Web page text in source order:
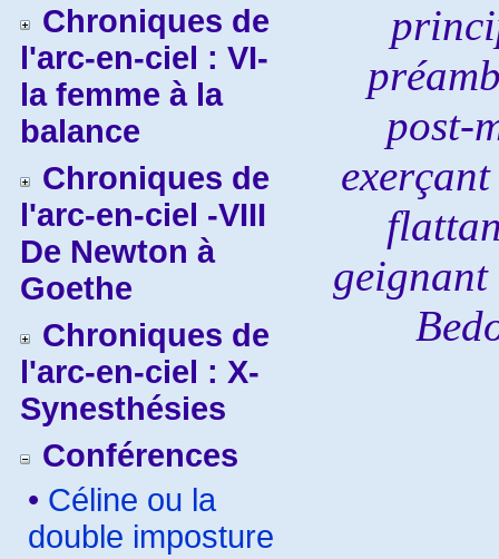
Chroniques de
l'arc-en-ciel : VI-
la femme à la
balance
Chroniques de
l'arc-en-ciel -VIII
De Newton à
Goethe
Chroniques de
l'arc-en-ciel : X-
Synesthésies
Conférences
• Céline ou la
double imposture
post-
geignant